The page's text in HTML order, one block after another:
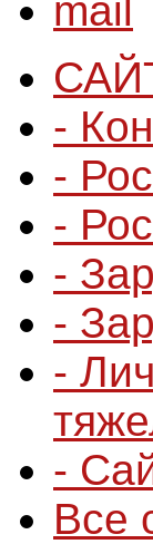
-
-
-
-
-
-
-
Все